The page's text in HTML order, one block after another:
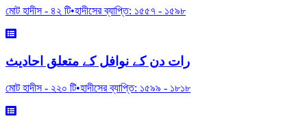
মোট হাদীস - ৪২ টি•হাদীসের ব্যাপ্তি: ১৫৫৭ - ১৫৯৮
رات دن کے نوافل کے متعلق احادیث
মোট হাদীস - ২২০ টি•হাদীসের ব্যাপ্তি: ১৫৯৯ - ১৮১৮